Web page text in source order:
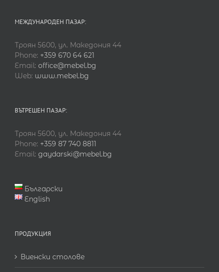
МЕЖДУНАРОДЕН ПАЗАР:
Троян 5600, ул. Македония 44
Phone: +359 670 64 621
Email: office@mebel.bg
Web: www.mebel.bg
ВЪТРЕШЕН ПАЗАР:
Троян 5600, ул. Македония 44
Phone: +359 87 740 8811
Email: gaydarski@mebel.bg
Български
English
ПРОДУКЦИЯ
Виенски столове